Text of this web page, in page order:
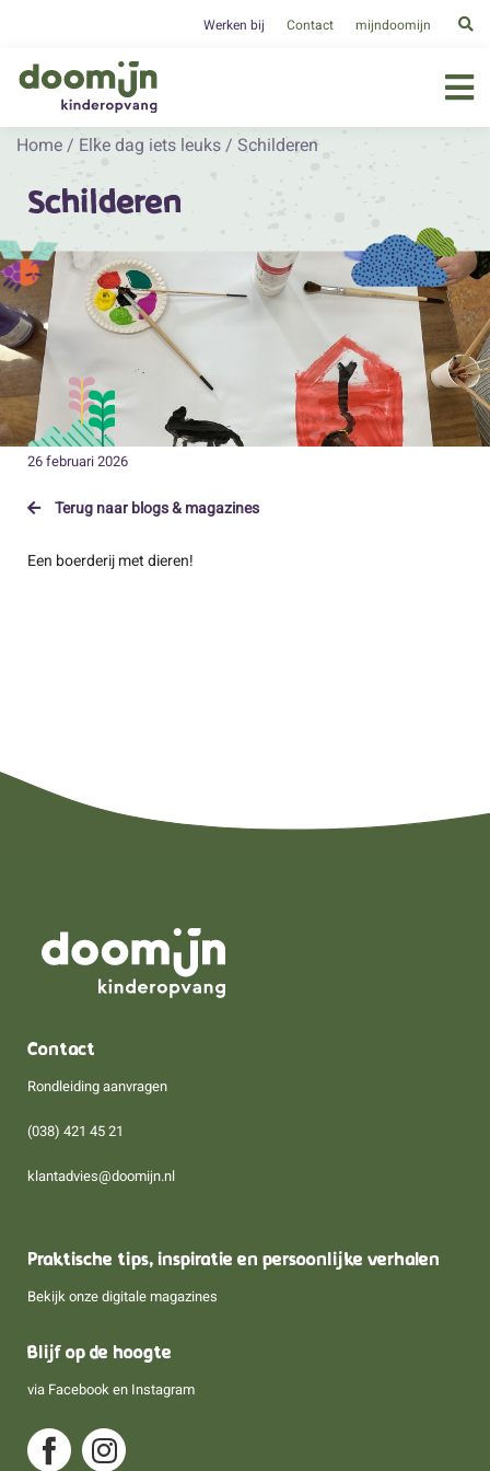
Werken bij Contact mijndoomijn
Home / Elke dag iets leuks / Schilderen
Schilderen
26 februari 2026
Terug naar blogs & magazines
Een boerderij met dieren!
Contact
Rondleiding aanvragen
(038) 421 45 21
klantadvies@doomijn.nl
Praktische tips, inspiratie en persoonlijke verhalen
Bekijk onze digitale magazines
Blijf op de hoogte
via Facebook en Instagram